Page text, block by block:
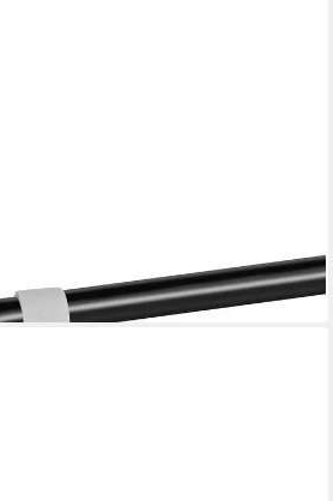
Filzgleiter für Stühle -